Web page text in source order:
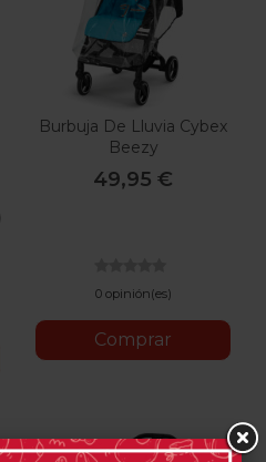
Burbuja De Lluvia Cybex
Beezy
49,95 €
0 opinión(es)
Comprar